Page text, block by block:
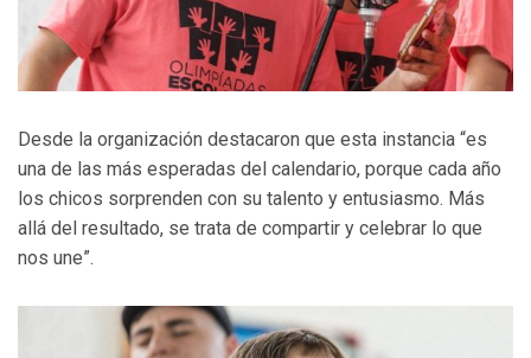
Desde la organización destacaron que esta instancia “es
una de las más esperadas del calendario, porque cada año
los chicos sorprenden con su talento y entusiasmo. Más
allá del resultado, se trata de compartir y celebrar lo que
nos une”.